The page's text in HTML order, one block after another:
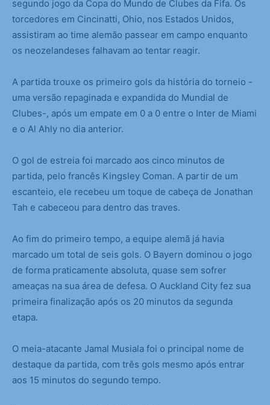
segundo jogo da Copa do Mundo de Clubes da Fifa. Os
torcedores em Cincinatti, Ohio, nos Estados Unidos,
assistiram ao time alemão passear em campo enquanto
os neozelandeses falhavam ao tentar reagir.
A partida trouxe os primeiro gols da história do torneio -
uma versão repaginada e expandida do Mundial de
Clubes-, após um empate em 0 a 0 entre o Inter de Miami
e o Al Ahly no dia anterior.
O gol de estreia foi marcado aos cinco minutos de
partida, pelo francês Kingsley Coman. A partir de um
escanteio, ele recebeu um toque de cabeça de Jonathan
Tah e cabeceou para dentro das traves.
Ao fim do primeiro tempo, a equipe alemã já havia
marcado um total de seis gols. O Bayern dominou o jogo
de forma praticamente absoluta, quase sem sofrer
ameaças na sua área de defesa. O Auckland City fez sua
primeira finalização após os 20 minutos da segunda
etapa.
O meia-atacante Jamal Musiala foi o principal nome de
destaque da partida, com três gols mesmo após entrar
aos 15 minutos do segundo tempo.